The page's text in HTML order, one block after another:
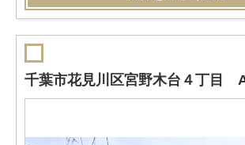
千葉市花見川区宮野木台４丁目